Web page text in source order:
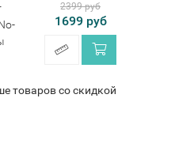
2399 руб
1699 руб
товаров со скидкой